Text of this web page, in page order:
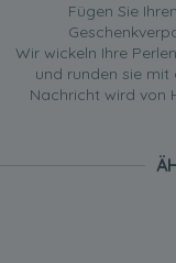
Fügen Sie
Wir wickeln Ihre
und runden sie mit
Nachricht wird von